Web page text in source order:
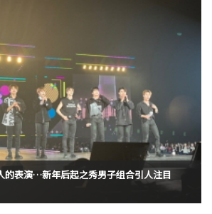
的表演…新年后起之秀男子组合引人注目